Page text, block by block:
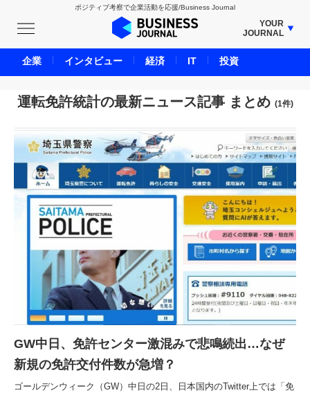
ポジティブ考察で企業活動を応援/Business Journal
YOUR
JOURNAL
BUSINESS JOURNAL
UNICORN JOURNAL
CARBON CREDITS JOURNAL
ENERGY MANAGEMENT JOURNAL
INBOUND JOURNAL
LIFE ENDING JOURNAL
AI JOURNAL
REAL ESTATE BROKERAGE JOURNAL
SMART MARKETING JOURNAL
BPaaS JOURNAL
ADOPTABLE DOG JOURNAL
運転免許統計の最新ニュース記事 まとめ (1件)
GW中日、免許センター激混みで悲鳴続出…なぜ
新規の免許交付件数が急増？
ゴールデンウィーク（GW）中日の2日、日本国内のTwitter上では「免
企業 インタビュー 経済 IT 投資